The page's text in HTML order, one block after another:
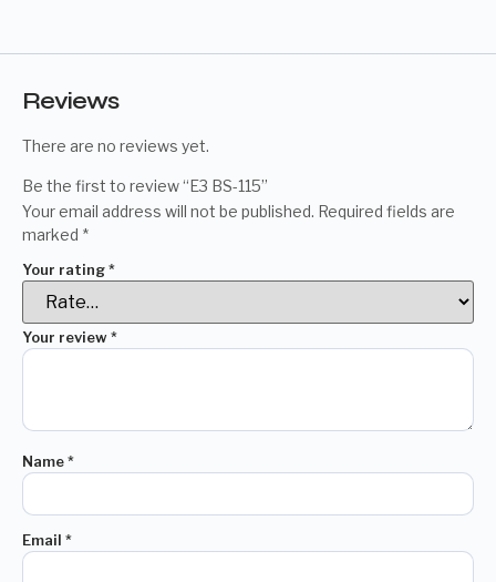
Reviews
There are no reviews yet.
Be the first to review “E3 BS-115”
Your email address will not be published. Required fields are
marked *
Your rating*
Your review*
Name*
Email *